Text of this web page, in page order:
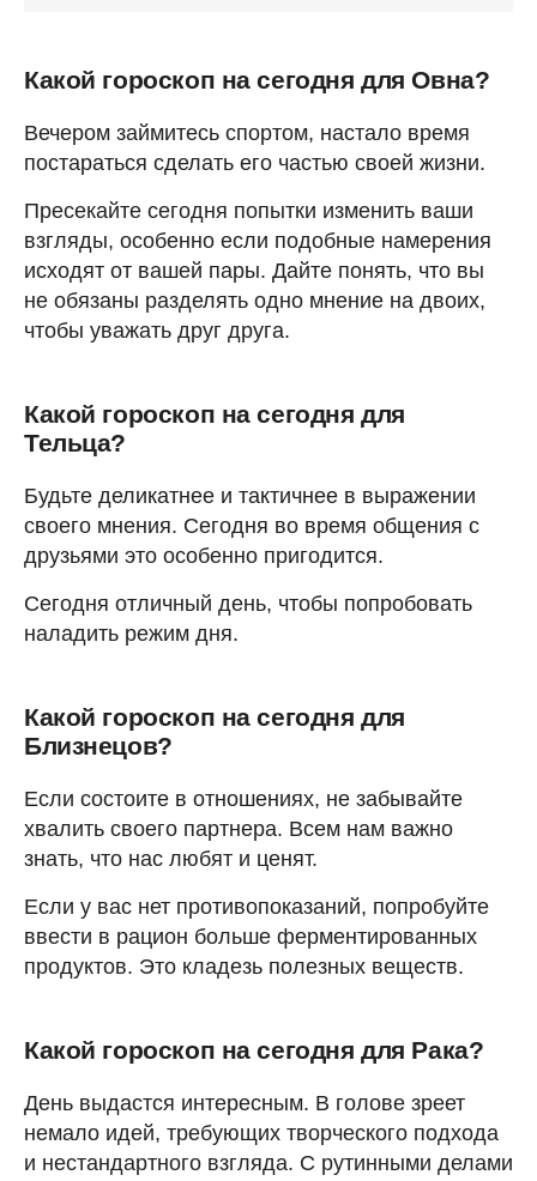
Какой гороскоп на сегодня для Овна?
Вечером займитесь спортом, настало время
постараться сделать его частью своей жизни.
Пресекайте сегодня попытки изменить ваши
взгляды, особенно если подобные намерения
исходят от вашей пары. Дайте понять, что вы
не обязаны разделять одно мнение на двоих,
чтобы уважать друг друга.
Какой гороскоп на сегодня для
Тельца?
Будьте деликатнее и тактичнее в выражении
своего мнения. Сегодня во время общения с
друзьями это особенно пригодится.
Сегодня отличный день, чтобы попробовать
наладить режим дня.
Какой гороскоп на сегодня для
Близнецов?
Если состоите в отношениях, не забывайте
хвалить своего партнера. Всем нам важно
знать, что нас любят и ценят.
Если у вас нет противопоказаний, попробуйте
ввести в рацион больше ферментированных
продуктов. Это кладезь полезных веществ.
Какой гороскоп на сегодня для Рака?
День выдастся интересным. В голове зреет
немало идей, требующих творческого подхода
и нестандартного взгляда. С рутинными делами